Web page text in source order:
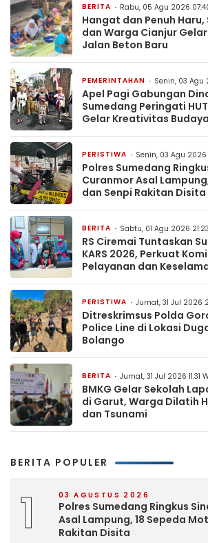
BERITA Rabu, 05 Agu 2026
Hangat dan Penuh Haru,
dan Warga Cianjur
Jalan Beton Baru
PEMERINTAHAN Senin, 03 Agu
Apel Pagi Gabungan
Sumedang Peringati
Gelar Kreativitas Budaya
PERISTIWA Senin, 03 Agu 2026
Polres Sumedang
Curanmor Asal
dan Senpi Rakitan Disita
BERITA Sabtu, 01 Agu 2026
RS Ciremai Tuntaskan
KARS 2026, Perkuat
Pelayanan dan
PERISTIWA Jumat, 31 Jul 2026
Ditreskrimsus Polda
Police Line di Lokasi
Bolango
BERITA Jumat, 31 Jul 2026 11:31
BMKG Gelar Sekolah
di Garut, Warga Dilatih
dan Tsunami
BERITA POPULER
1 03 AGUSTUS 2026
Polres Sumedang Ringkus
Asal Lampung, 18 Sepeda
Rakitan Disita